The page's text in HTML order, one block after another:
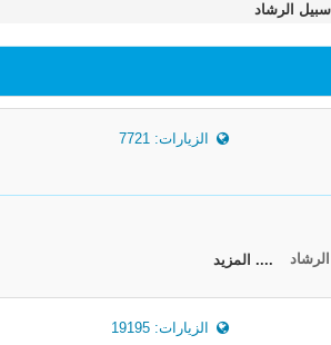
سبيل الرشاد
الزيارات: 7721
.... المزيد
الزيارات: 19195